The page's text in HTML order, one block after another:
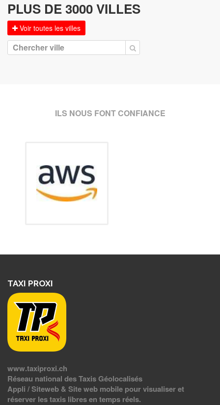
PLUS DE 3000 VILLES
Voir toutes les villes
ILS NOUS FONT CONFIANCE
TAXI PROXI
www.taxiproxi.ch
Réseau national des Taxis Géolocalisés
Appli / Siteweb & Site web mobile pour visualiser et
réserver les taxis libres en temps réels.